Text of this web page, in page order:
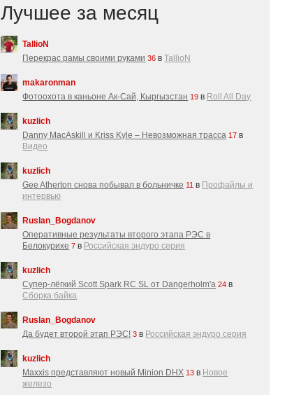
Лучшее за месяц
TallioN
Перекрас рамы своими руками 36 вTallioN
makaronman
Фотоохота в каньоне Ак-Cай, Кыргызстан 19 в Roll All Day
kuzlich
Danny MacAskill и Kriss Kyle – Невозможная трасса 17 в
Видео
kuzlich
Gee Atherton снова побывал в больничке 11 в Профайлы и
интервью
Ruslan_Bogdanov
Оперативные результаты второго этапа РЭС в
Белокурихе 7 в Российская эндуро серия
kuzlich
Супер-лёгкий Scott Spark RC SL от Dangerholm'a 24 в
Сборка байка
Ruslan_Bogdanov
Да будет второй этап РЭС! 3 в Российская эндуро серия
kuzlich
Maxxis представляют новый Minion DHX 13 в Новое
железо